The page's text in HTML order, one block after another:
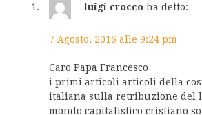
luigi crocco ha detto:
7 Agosto, 2016 alle 9:24 pm
Caro Papa Francesco
i primi articoli articoli della
italiana sulla retribuzione del
mondo capitalistico cristiano